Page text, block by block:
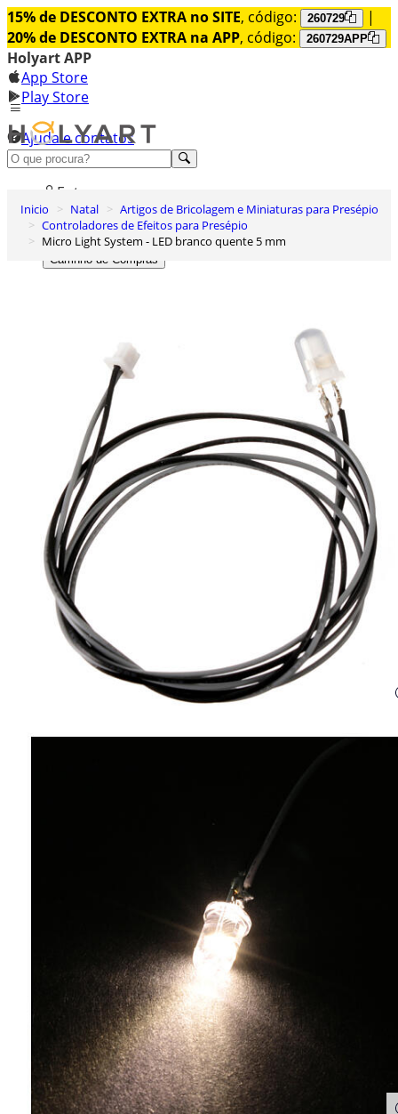
15% de DESCONTO EXTRA no SITE, código: 260729
|
20% de DESCONTO EXTRA na APP, código: 260729APP
Holyart APP
App Store
Play Store
Ajuda e contatos
Conheça premium
Entrar
Lista de Desejos
0
Carrinho de Compras
Inicio Natal
Artigos de Bricolagem e Miniaturas para Presépio
Controladores de Efeitos para Presépio
Micro Light System - LED branco quente 5 mm